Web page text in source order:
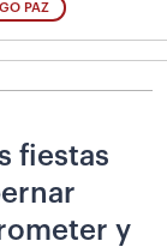
PAZ
fiestas
y